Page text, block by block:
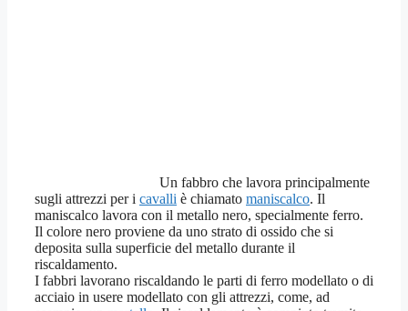
Un fabbro che lavora principalmente
sugli attrezzi per i cavalli è chiamato maniscalco. Il
maniscalco lavora con il metallo nero, specialmente ferro.
Il colore nero proviene da uno strato di ossido che si
deposita sulla superficie del metallo durante il
riscaldamento.
I fabbri lavorano riscaldando le parti di ferro modellato o di
acciaio in usere modellato con gli attrezzi, come, ad